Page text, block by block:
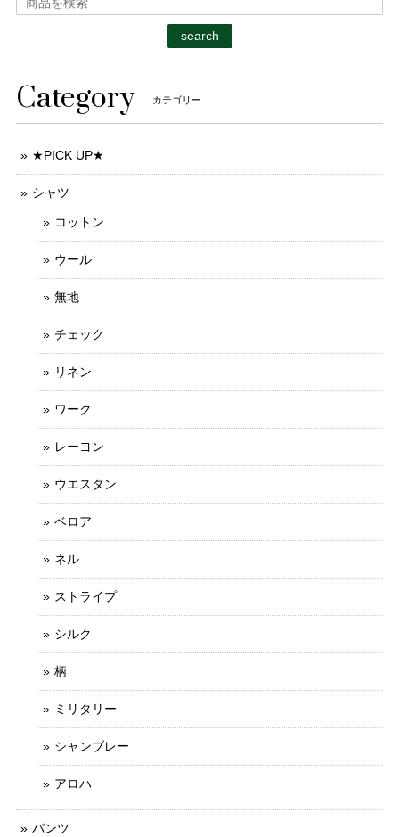
search
Category カテゴリー
★PICK UP★
シャツ
コットン
ウール
無地
チェック
リネン
ワーク
レーヨン
ウエスタン
ベロア
ネル
ストライプ
シルク
柄
ミリタリー
シャンブレー
アロハ
パンツ